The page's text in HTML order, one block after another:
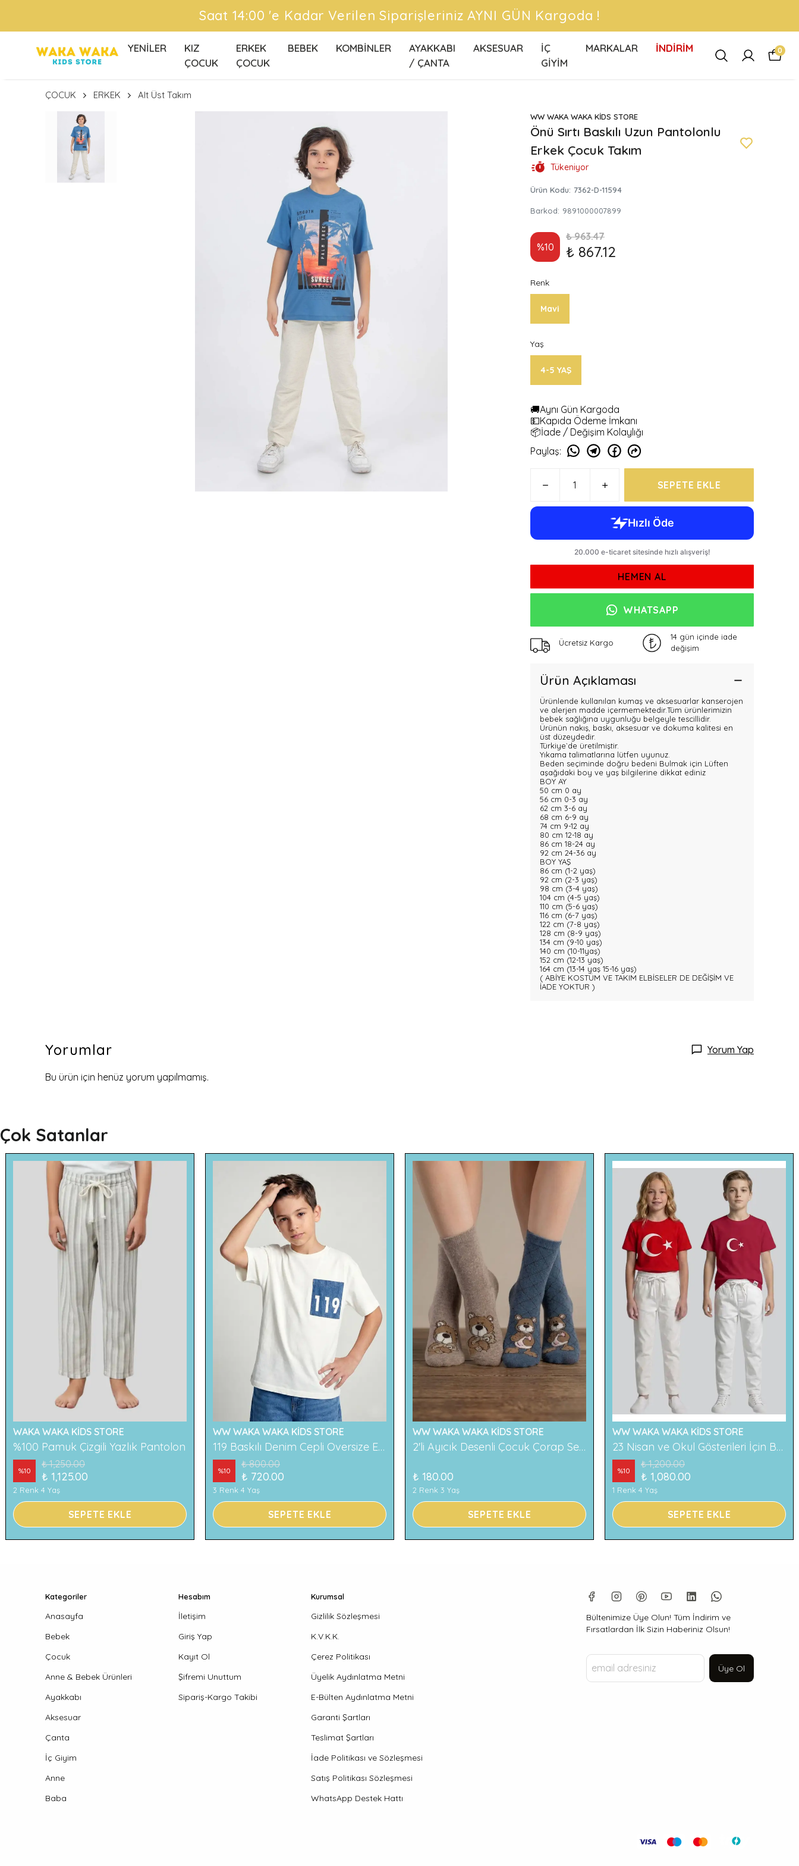
ÜCRETSİZ KARGO FIRSATLARINI KAÇIRMA !
YENİLER
KIZ
ÇOCUK
ERKEK
ÇOCUK
BEBEK KOMBİNLER
AYAKKABI
/ ÇANTA
AKSESUAR
İÇ
GİYİM
MARKALAR İNDİRİM 0
ÇOCUK ERKEK Alt Üst Takım
WW WAKA WAKA KİDS STORE
Önü Sırtı Baskılı Uzun Pantolonlu
Erkek Çocuk Takım
Tükeniyor
Ürün Kodu: 7362-D-11594
Barkod: 9891000007899
%10
₺ 963.47
₺ 867.12
Renk
Mavi
Yaş
4-5 YAŞ
🚚Aynı Gün Kargoda
💵Kapıda Ödeme İmkanı
📦İade / Değişim Kolaylığı
Paylaş:
SEPETE EKLE
HEMEN AL
WHATSAPP
Ücretsiz Kargo
14 gün içinde iade
değişim
Ürün Açıklaması
Ürünlende kullanılan kumaş ve aksesuarlar kanserojen
ve alerjen madde içermemektedir.Tüm ürünlerimizin
bebek sağlığına uygunluğu belgeyle tescillidir.
Ürünün nakış, baskı, aksesuar ve dokuma kalitesi en
üst düzeydedir.
Türkiye`de üretilmiştir.
Yıkama talimatlarına lütfen uyunuz.
Beden seçiminde doğru bedeni Bulmak için Lüften
aşağıdaki boy ve yaş bilgilerine dikkat ediniz
BOY AY
50 cm 0 ay
56 cm 0-3 ay
62 cm 3-6 ay
68 cm 6-9 ay
74 cm 9-12 ay
80 cm 12-18 ay
86 cm 18-24 ay
92 cm 24-36 ay
BOY YAŞ
86 cm (1-2 yaş)
92 cm (2-3 yaş)
98 cm (3-4 yaş)
104 cm (4-5 yaş)
110 cm (5-6 yaş)
116 cm (6-7 yaş)
122 cm (7-8 yaş)
128 cm (8-9 yaş)
134 cm (9-10 yaş)
140 cm (10-11yaş)
152 cm (12-13 yaş)
164 cm (13-14 yaş 15-16 yaş)
( ABİYE KOSTÜM VE TAKIM ELBİSELER DE DEĞİŞİM VE
İADE YOKTUR )
Yorumlar Yorum Yap
Bu ürün için henüz yorum yapılmamış.
Çok Satanlar
WAKA WAKA KİDS STORE
%100 Pamuk Çizgili Yazlık Pantolon
%10
₺ 1,250.00
₺ 1,125.00
2 Renk 4 Yaş
SEPETE EKLE
WW WAKA WAKA KİDS STORE
119 Baskılı Denim Cepli Oversize Erkek Çocuk Tişört
%10
₺ 800.00
₺ 720.00
3 Renk 4 Yaş
SEPETE EKLE
WW WAKA WAKA KİDS STORE
2'li Ayıcık Desenli Çocuk Çorap Seti Renkli ve Eğlenceli Desenler Rahat ve Yumuşak Kumaş
₺ 180.00
2 Renk 3 Yaş
SEPETE EKLE
WW WAKA WAKA KİDS STORE
23 Nisan ve Okul Gösterileri İçin Beyaz Çocuk Pantolonu
%10
₺ 1,200.00
₺ 1,080.00
1 Renk 4 Yaş
SEPETE EKLE
Kategoriler
Anasayfa
Bebek
Çocuk
Anne & Bebek Ürünleri
Ayakkabı
Aksesuar
Çanta
İç Giyim
Anne
Baba
Hesabım
İletişim
Giriş Yap
Kayıt Ol
Şifremi Unuttum
Sipariş-Kargo Takibi
Kurumsal
Gizlilik Sözleşmesi
K.V.K.K.
Çerez Politikası
Üyelik Aydınlatma Metni
E-Bülten Aydınlatma Metni
Garanti Şartları
Teslimat Şartları
İade Politikası ve Sözleşmesi
Satış Politikası Sözleşmesi
WhatsApp Destek Hattı
Bültenimize Üye Olun! Tüm İndirim ve
Fırsatlardan İlk Sizin Haberiniz Olsun!
Üye Ol